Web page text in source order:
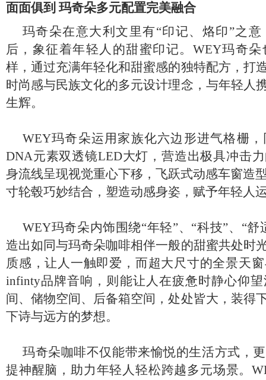
面面俱到 玛奇朵多元配置完美融合
玛奇朵在意大利文里有“印记、烙印”之
后，象征着年轻人的甜蜜印记。WEY玛奇
样，通过充满年轻化和甜蜜感的独特配方，打
时尚感与民族文化的多元设计理念，与年轻人
生辉。
WEY玛奇朵运用家族化六边形进气格栅
DNA元素双透镜LED大灯，营造出极具冲击
身流线呈现视觉重心下移，飞跃式动感车窗造
寸轮毂巧妙结合，塑造动感身姿，赋予年轻人
WEY玛奇朵内饰围绕“年轻”、“科技”、“
造出如同与玛奇朵咖啡相伴一般的甜蜜共处时
质感，让人一触即爱，而超大尺寸的全景天
infinty品牌音响，则能让人在疲惫时静心仰
间、储物空间、后备箱空间，处处皆大，装得
下诗与远方的梦想。
玛奇朵咖啡不仅能带来愉悦的生活方式，
提神醒脑，助力年轻人轻松跨越多元场景。